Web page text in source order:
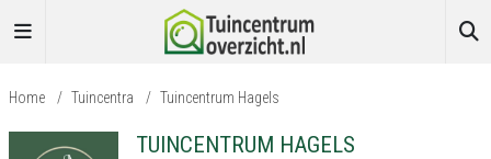
Home / Tuincentra / Tuincentrum Hagels
TUINCENTRUM HAGELS